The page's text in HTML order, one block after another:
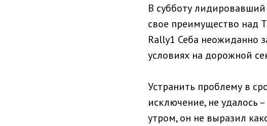
В субботу
свое преимущество над
Rally1 Себа неожиданно
условиях на дорожной
Устранить проблему в
исключение, не удалось
утром, он не выразил